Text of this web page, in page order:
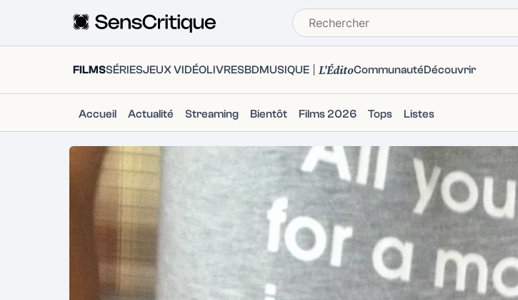
FILMSSÉRIESJEUX VIDÉOLIVRESBDMUSIQUE L'ÉditoCommunautéDécouvrir
Accueil Actualité Streaming Bientôt Films 2026 Tops Listes